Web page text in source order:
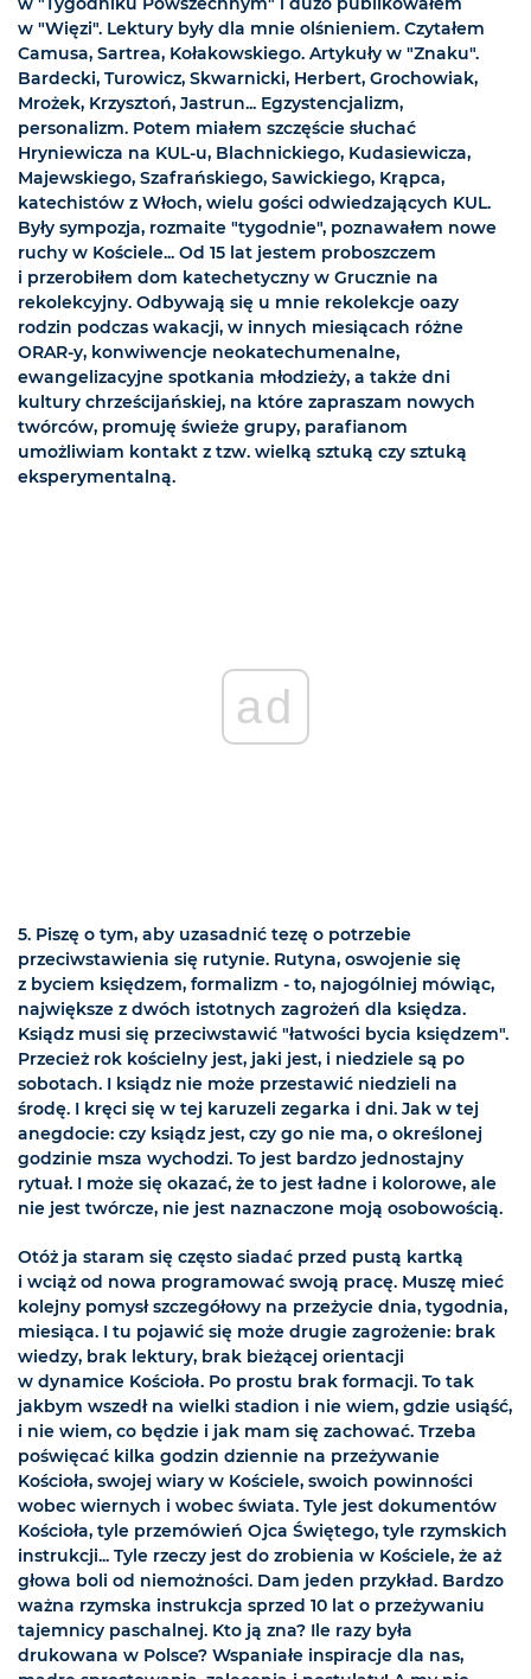
w "Więzi". Lektury były dla mnie olśnieniem. Czytałem
Camusa, Sartrea, Kołakowskiego. Artykuły w "Znaku".
Bardecki, Turowicz, Skwarnicki, Herbert, Grochowiak,
Mrożek, Krzysztoń, Jastrun... Egzystencjalizm,
personalizm. Potem miałem szczęście słuchać
Hryniewicza na KUL-u, Blachnickiego, Kudasiewicza,
Majewskiego, Szafrańskiego, Sawickiego, Krąpca,
katechistów z Włoch, wielu gości odwiedzających KUL.
Były sympozja, rozmaite "tygodnie", poznawałem nowe
ruchy w Kościele... Od 15 lat jestem proboszczem
i przerobiłem dom katechetyczny w Grucznie na
rekolekcyjny. Odbywają się u mnie rekolekcje oazy
rodzin podczas wakacji, w innych miesiącach różne
ORAR-y, konwiwencje neokatechumenalne,
ewangelizacyjne spotkania młodzieży, a także dni
kultury chrześcijańskiej, na które zapraszam nowych
twórców, promuję świeże grupy, parafianom
umożliwiam kontakt z tzw. wielką sztuką czy sztuką
eksperymentalną.
ad
5. Piszę o tym, aby uzasadnić tezę o potrzebie
przeciwstawienia się rutynie. Rutyna, oswojenie się
z byciem księdzem, formalizm - to, najogólniej mówiąc,
największe z dwóch istotnych zagrożeń dla księdza.
Ksiądz musi się przeciwstawić "łatwości bycia księdzem".
Przecież rok kościelny jest, jaki jest, i niedziele są po
sobotach. I ksiądz nie może przestawić niedzieli na
środę. I kręci się w tej karuzeli zegarka i dni. Jak w tej
anegdocie: czy ksiądz jest, czy go nie ma, o określonej
godzinie msza wychodzi. To jest bardzo jednostajny
rytuał. I może się okazać, że to jest ładne i kolorowe, ale
nie jest twórcze, nie jest naznaczone moją osobowością.
Otóż ja staram się często siadać przed pustą kartką
i wciąż od nowa programować swoją pracę. Muszę mieć
kolejny pomysł szczegółowy na przeżycie dnia, tygodnia,
miesiąca. I tu pojawić się może drugie zagrożenie: brak
wiedzy, brak lektury, brak bieżącej orientacji
w dynamice Kościoła. Po prostu brak formacji. To tak
jakbym wszedł na wielki stadion i nie wiem, gdzie usiąść,
i nie wiem, co będzie i jak mam się zachować. Trzeba
poświęcać kilka godzin dziennie na przeżywanie
Kościoła, swojej wiary w Kościele, swoich powinności
wobec wiernych i wobec świata. Tyle jest dokumentów
Kościoła, tyle przemówień Ojca Świętego, tyle rzymskich
instrukcji... Tyle rzeczy jest do zrobienia w Kościele, że aż
głowa boli od niemożności. Dam jeden przykład. Bardzo
ważna rzymska instrukcja sprzed 10 lat o przeżywaniu
tajemnicy paschalnej. Kto ją zna? Ile razy była
drukowana w Polsce? Wspaniałe inspiracje dla nas,